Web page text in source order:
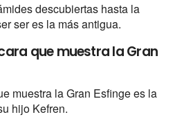
descubiertas hasta la
ser es la más antigua.
cara que muestra la Gran
muestra la Gran Esfinge es la
hijo Kefren.